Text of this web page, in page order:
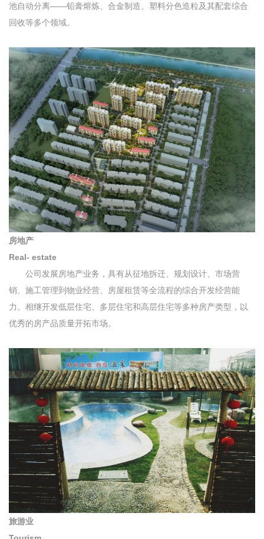
池自动分离——铅膏熔炼、合金制造、塑料分色造粒及其配套综合
回收等多个领域。
房地产
Real- estate
公司发展房地产业务，具有从征地拆迁、规划设计、市场营
销、施工管理到物业经营、房屋租赁等全流程的综合开发经营能
力。相继开发低层住宅、多层住宅和高层住宅等多种房产类型，以
优秀的房产品质量开拓市场。
旅游业